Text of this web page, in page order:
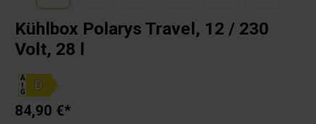
Kühlbox Polarys Travel, 12 / 230
Volt, 28 l
A
⭡
G
84,90 €*